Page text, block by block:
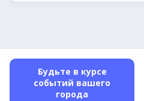
Будьте в курсе
событий вашего
города